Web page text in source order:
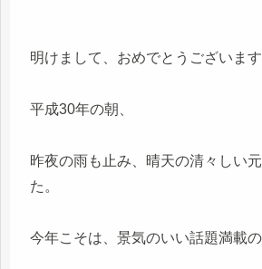
明けまして、おめでとうございます
平成30年の朝、
昨夜の雨も止み、晴天の清々しい
た。
今年こそは、景気のいい話題満載の